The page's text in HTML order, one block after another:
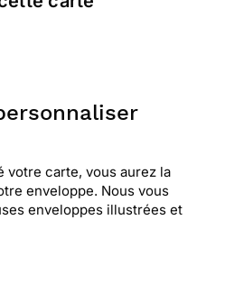
votre carte, vous aurez la
enveloppe. Nous vous
enveloppes illustrées et